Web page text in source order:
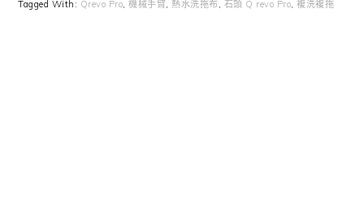
Tagged With: Qrevo Pro ,機械手臂 ,熱水洗拖布 石頭 Q revo Pro ,複洗複拖